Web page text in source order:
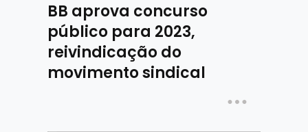
BB aprova concurso
público para 2023,
reivindicação do
movimento sindical